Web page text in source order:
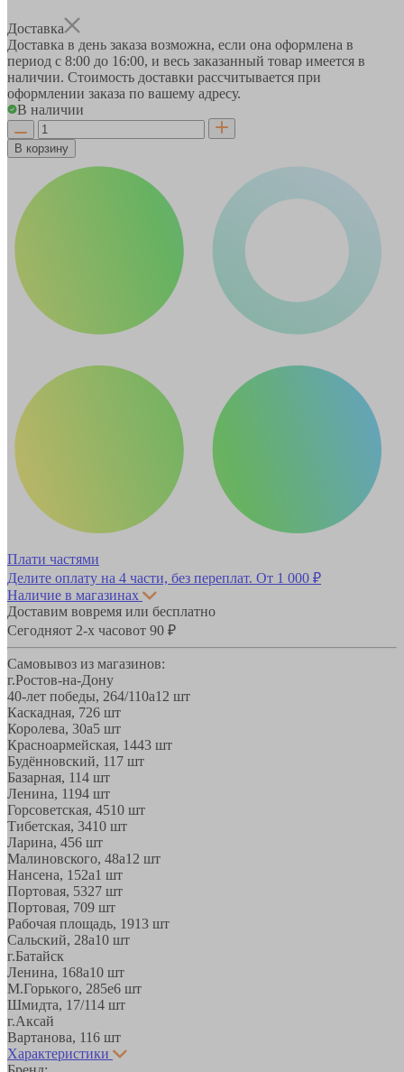
Доставка
Доставка в день заказа возможна, если она оформлена в
период с 8:00 до 16:00, и весь заказанный товар имеется в
наличии. Стоимость доставки рассчитывается при
оформлении заказа по вашему адресу.
В наличии
В корзину
Плати частями
Делите оплату на 4 части, без переплат. От 1 000 ₽
Наличие в магазинах
Доставим вовремя или бесплатно
Сегодняот 2-х часовот 90 ₽
Самовывоз из магазинов:
г.Ростов-на-Дону
40-лет победы, 264/110а12 шт
Каскадная, 726 шт
Королева, 30а5 шт
Красноармейская, 1443 шт
Будённовский, 11 7 шт
Базарная, 114 шт
Ленина, 1194 шт
Горсоветская, 4510 шт
Тибетская, 3410 шт
Ларина, 456 шт
Малиновского, 48а12 шт
Нансена, 152а1 шт
Портовая, 5327 шт
Портовая, 709 шт
Рабочая площадь, 1913 шт
Сальский, 28a10 шт
г.Батайск
Ленина, 168а10 шт
М.Горького, 285е6 шт
Шмидта, 17/114 шт
г.Аксай
Вартанова, 116 шт
Характеристики